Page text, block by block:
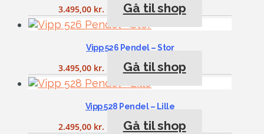
3.495,00 kr. Gå til shop
Vipp 526 Pendel – Stor
3.495,00 kr. Gå til shop
Vipp 528 Pendel – Lille
2.495,00 kr. Gå til shop